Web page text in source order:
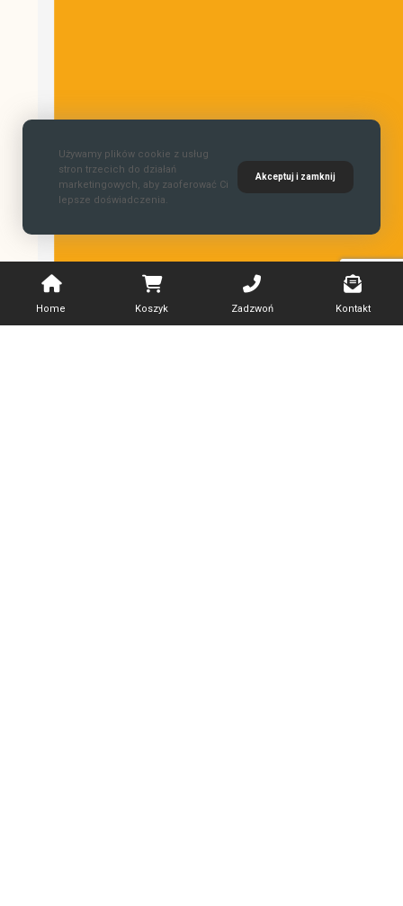
Home Koszyk Zadzwoń Kontakt
Używamy plików cookie z usług
stron trzecich do działań
marketingowych, aby zaoferować Ci
lepsze doświadczenia.
Akceptuj i zamknij